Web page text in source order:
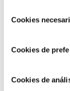
COOKIES.
deCookies
Cookies de
Cookies de
encontramos
fósforo,
alimentos que
Ensaladas,